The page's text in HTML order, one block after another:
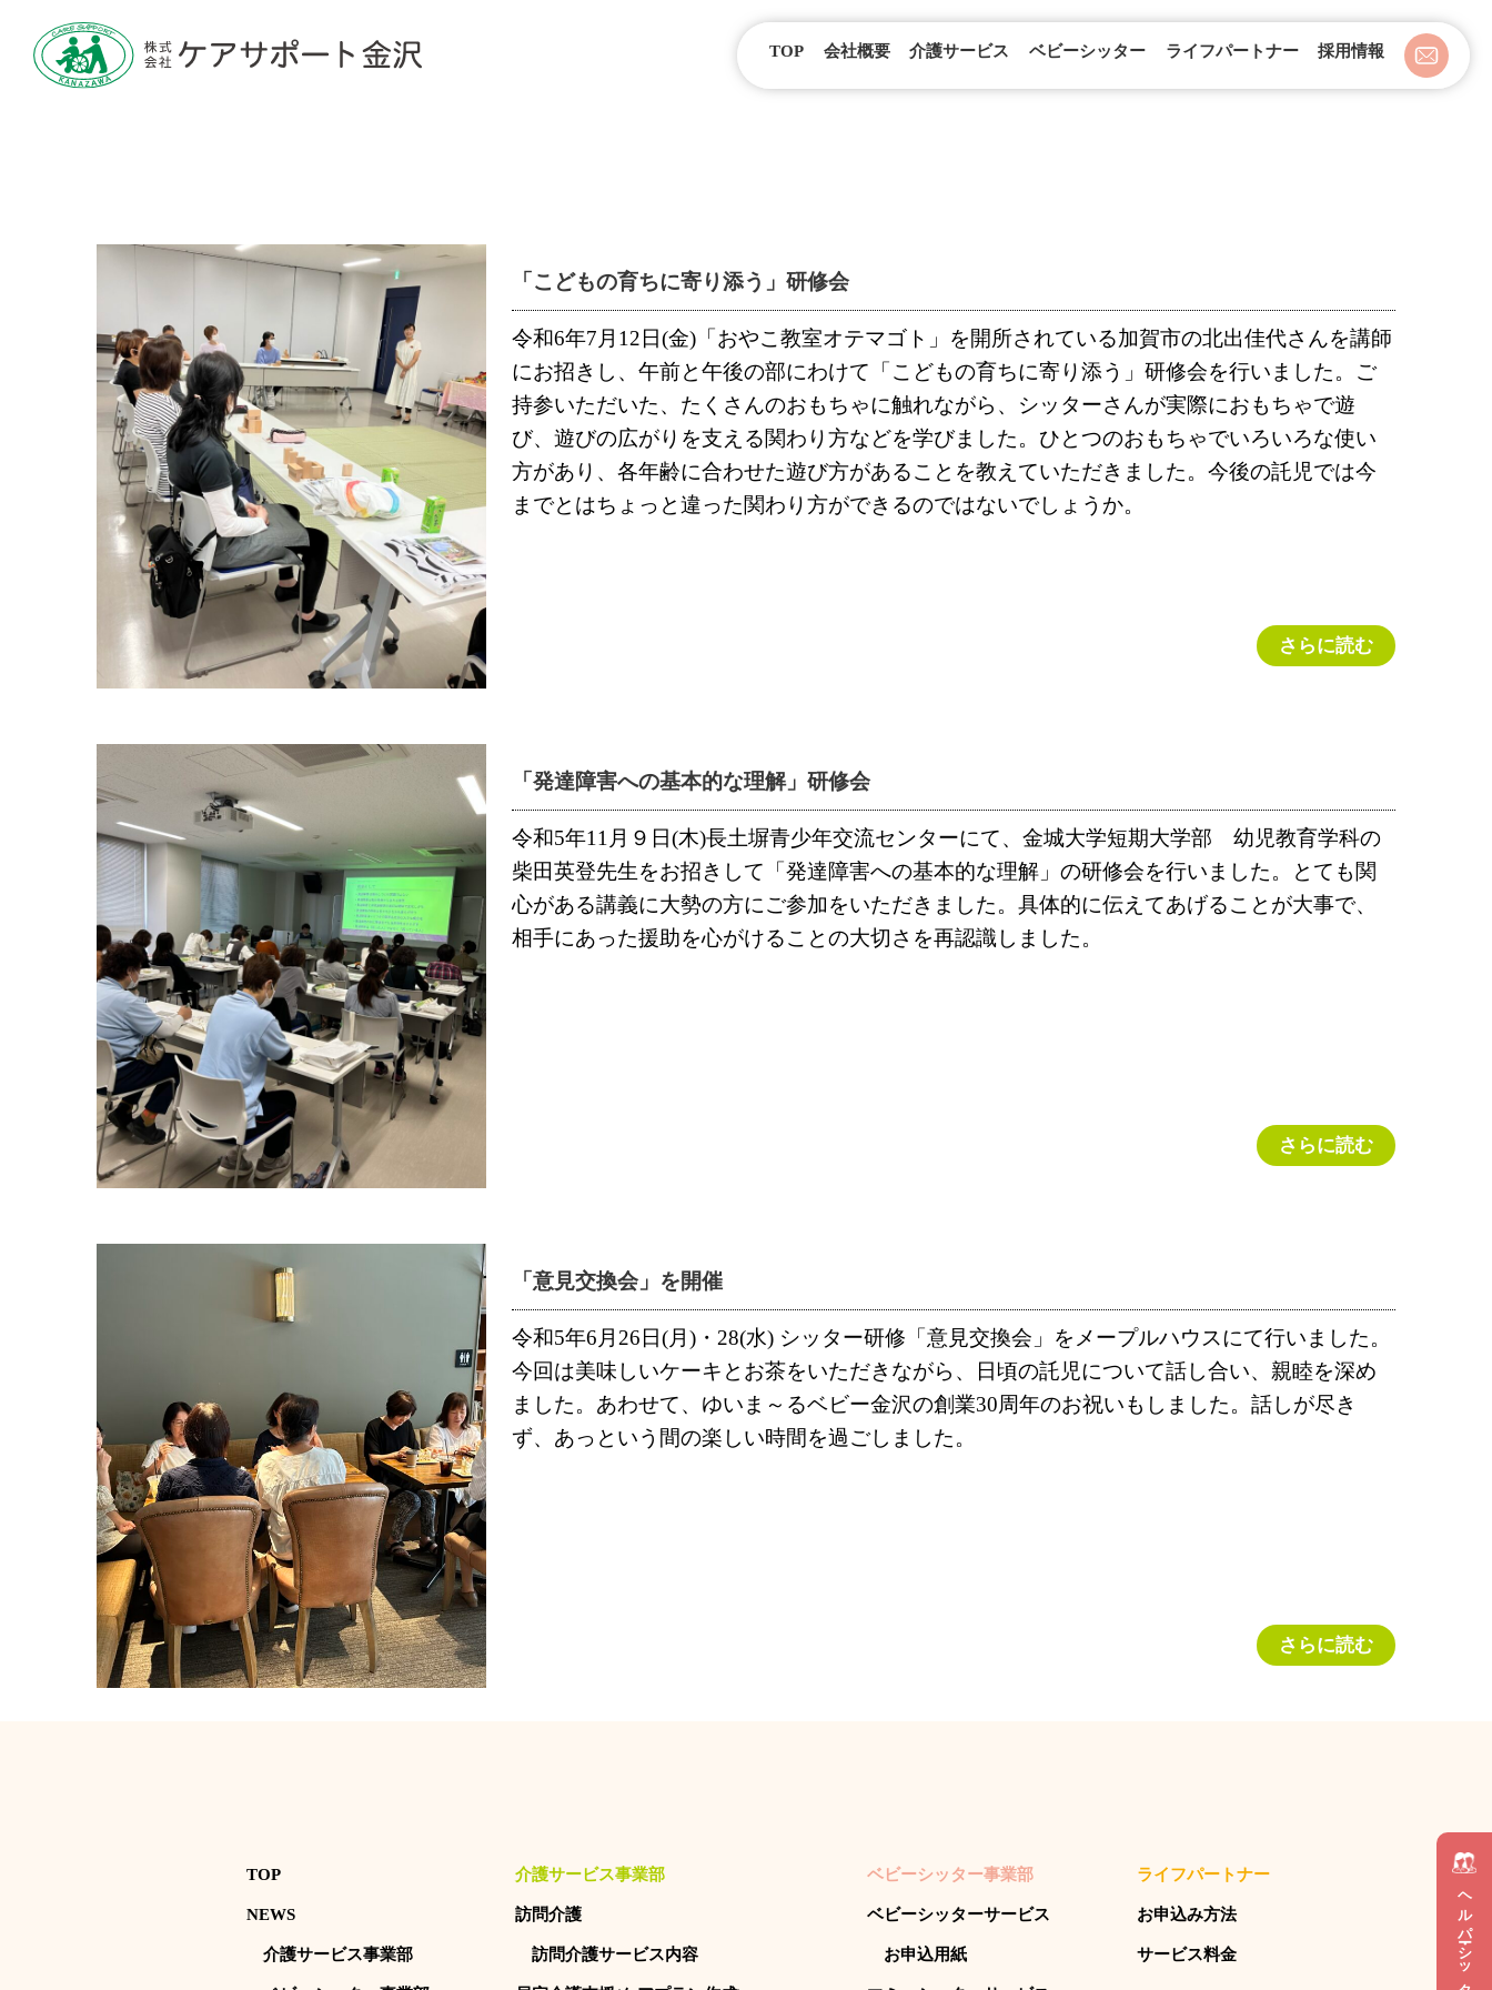
ヘルパー・シッター 採用情報
TOP 会社概要 介護サービス ベビーシッター ライフパートナー 採用情報
「こどもの育ちに寄り添う」研修会
令和6年7月12日(金)「おやこ教室オテマゴト」を開所されている加賀市の北出佳代さんを講師
にお招きし、午前と午後の部にわけて「こどもの育ちに寄り添う」研修会を行いました。ご
持参いただいた、たくさんのおもちゃに触れながら、シッターさんが実際におもちゃで遊
び、遊びの広がりを支える関わり方などを学びました。ひとつのおもちゃでいろいろな使い
方があり、各年齢に合わせた遊び方があることを教えていただきました。今後の託児では今
までとはちょっと違った関わり方ができるのではないでしょうか。
さらに読む
「発達障害への基本的な理解」研修会
令和5年11月９日(木)長土塀青少年交流センターにて、金城大学短期大学部 幼児教育学科の
柴田英登先生をお招きして「発達障害への基本的な理解」の研修会を行いました。とても関
心がある講義に大勢の方にご参加をいただきました。具体的に伝えてあげることが大事で、
相手にあった援助を心がけることの大切さを再認識しました。
さらに読む
「意見交換会」を開催
令和5年6月26日(月)・28(水) シッター研修「意見交換会」をメープルハウスにて行いました。
今回は美味しいケーキとお茶をいただきながら、日頃の託児について話し合い、親睦を深め
ました。あわせて、ゆいま～るベビー金沢の創業30周年のお祝いもしました。話しが尽き
ず、あっという間の楽しい時間を過ごしました。
さらに読む
TOP
NEWS
介護サービス事業部
介護サービス事業部
訪問介護
訪問介護サービス内容
ベビーシッター事業部
ベビーシッターサービス
お申込用紙
ライフパートナー
お申込み方法
サービス料金